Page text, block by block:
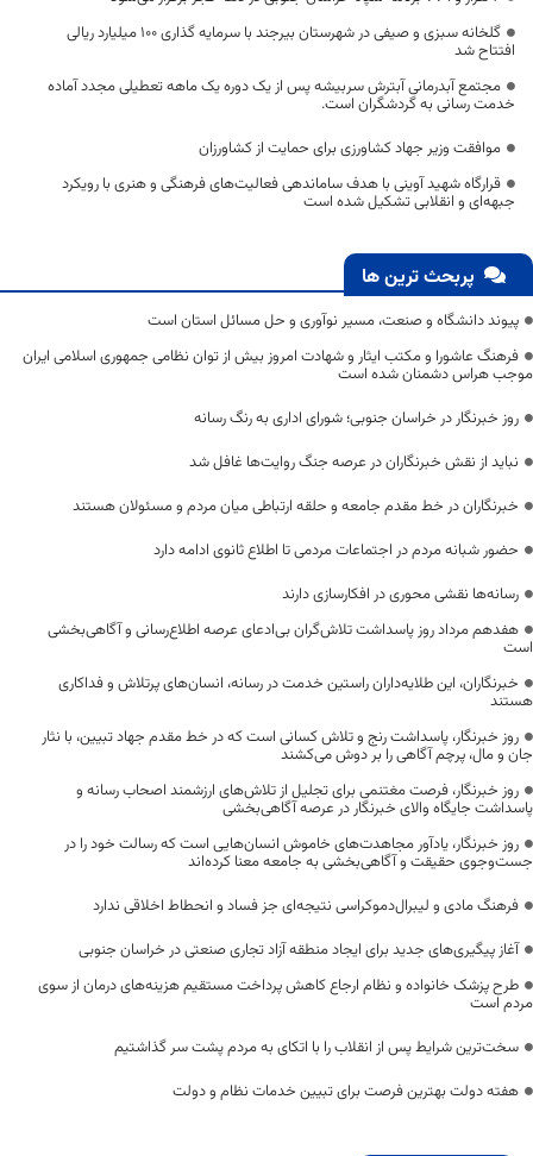
گلخانه‌ سبزی و صیفی در شهرستان بیرجند با سرمایه گذاری 100 میلیارد ریالی
افتتاح شد
مجتمع آبدرمانی آبترش سربیشه پس از یک دوره یک ماهه تعطیلی مجدد آماده
خدمت رسانی به گردشگران است.
موافقت وزیر جهاد کشاورزی برای حمایت از کشاورزان
قرارگاه شهید آوینی با هدف ساماندهی فعالیت‌های فرهنگی و هنری با رویکرد
جبهه‌ای و انقلابی تشکیل شده است
پربحث ترین ها
پیوند دانشگاه و صنعت، مسیر نوآوری و حل مسائل استان است
فرهنگ عاشورا و مکتب ایثار و شهادت امروز بیش از توان نظامی جمهوری اسلامی ایران
موجب هراس دشمنان شده است
روز خبرنگار در خراسان جنوبی؛ شورای اداری به رنگ رسانه
نباید از نقش خبرنگاران در عرصه جنگ روایت‌ها غافل شد
خبرنگاران در خط مقدم جامعه و حلقه ارتباطی میان مردم و مسئولان هستند
حضور شبانه مردم در اجتماعات مردمی تا اطلاع ثانوی ادامه دارد
رسانه‌ها نقشی محوری در افکارسازی دارند
هفدهم مرداد روز پاسداشت تلاش‌گران بی‌ادعای عرصه اطلاع‌رسانی و آگاهی‌بخشی
است
خبرنگاران، این طلایه‌داران راستین خدمت در رسانه، انسان‌های پرتلاش و فداکاری
هستند
روز خبرنگار، پاسداشت رنج و تلاش کسانی است که در خط مقدم جهاد تبیین، با نثار
جان و مال، پرچم آگاهی را بر دوش می‌کشند
روز خبرنگار، فرصت مغتنمی برای تجلیل از تلاش‌های ارزشمند اصحاب رسانه و
پاسداشت جایگاه والای خبرنگار در عرصه آگاهی‌بخشی
روز خبرنگار، یادآور مجاهدت‌های خاموش انسان‌هایی است که رسالت خود را در
جست‌وجوی حقیقت و آگاهی‌بخشی به جامعه معنا کرده‌اند
فرهنگ مادی و لیبرال‌دموکراسی نتیجه‌ای جز فساد و انحطاط اخلاقی ندارد
آغاز پیگیری‌های جدید برای ایجاد منطقه آزاد تجاری صنعتی در خراسان جنوبی
طرح پزشک خانواده و نظام ارجاع کاهش پرداخت مستقیم هزینه‌های درمان از سوی
مردم است
سخت‌ترین شرایط پس از انقلاب را با اتکای به مردم پشت سر گذاشتیم
هفته دولت بهترین فرصت برای تبیین خدمات نظام و دولت